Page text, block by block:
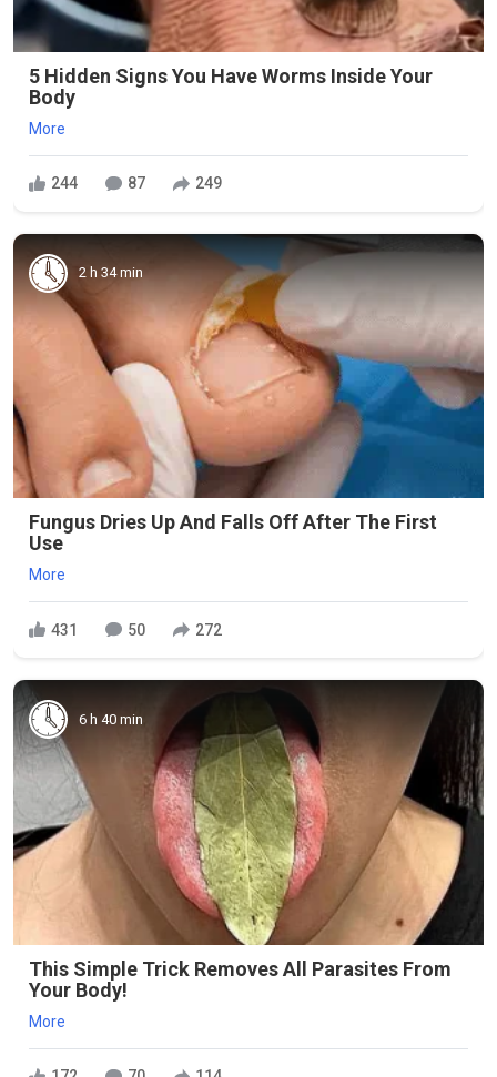
5 Hidden Signs You Have Worms Inside Your
Body
More
244 87 249
2 h 34 min
Fungus Dries Up And Falls Off After The First
Use
More
431 50 272
6 h 40 min
This Simple Trick Removes All Parasites From
Your Body!
More